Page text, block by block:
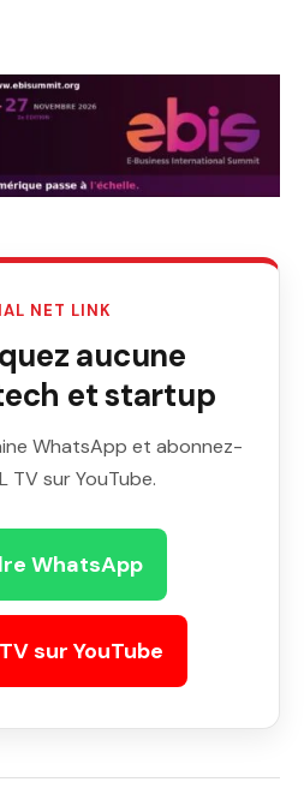
NET LINK
aucune
et startup
WhatsApp et abonnez-
TV sur YouTube.
WhatsApp
sur YouTube